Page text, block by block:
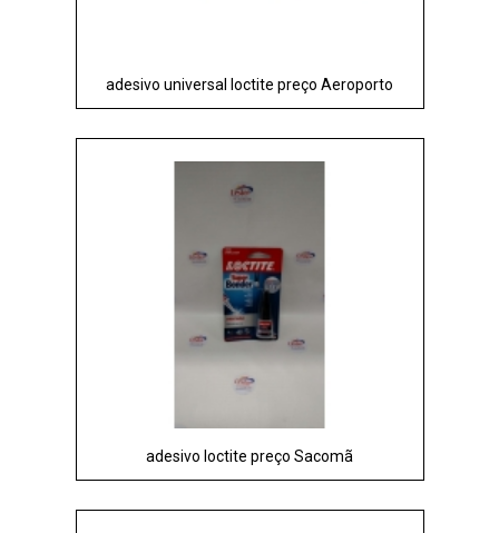
adesivo universal loctite preço Aeroporto
adesivo loctite preço Sacomã